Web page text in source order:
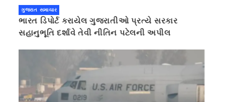
ગુજરાત સમાચાર
ભારત ડિપોર્ટ કરાયેલ ગુજરાતીઓ પ્રત્યે સરકાર
સહાનુભૂતિ દર્શાવે તેવી નીતિન પટેલની અપીલ